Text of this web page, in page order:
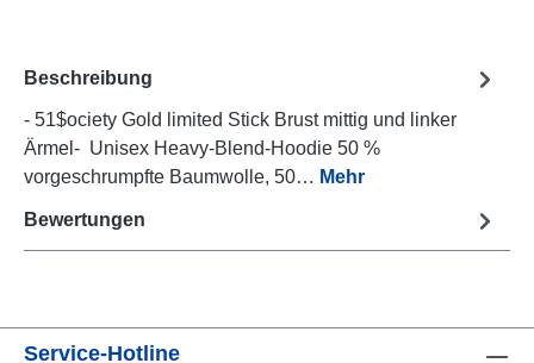
Beschreibung
- 51$ociety Gold limited Stick Brust mittig und linker
Ärmel- Unisex Heavy-Blend-Hoodie 50 %
vorgeschrumpfte Baumwolle, 50… Mehr
Bewertungen
Service-Hotline